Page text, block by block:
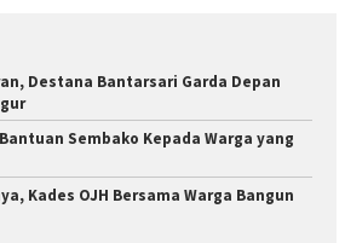
Destana Bantarsari Garda Depan
Sembako Kepada Warga yang
Kades OJH Bersama Warga Bangun